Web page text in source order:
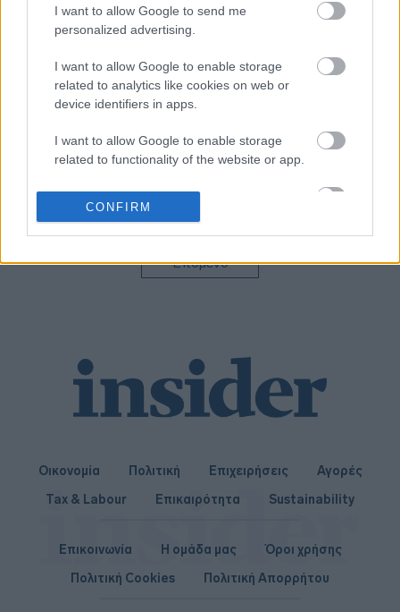
I want to allow Google to send me
personalized advertising.
I want to allow Google to enable storage
related to analytics like cookies on web or
device identifiers in apps.
I want to allow Google to enable storage
related to functionality of the website or app.
I want to allow Google to enable storage
related to personalization.
related to security, including authentication
CONFIRM
Κοινωνικό πακέτο:
φειδωλή στην παροχή
χρηματοδότησης η
Κομισιόν
«Κοινωνικό πακέτο»
Κομισιόν: Παρεμβάσεις
για στέγαση, αναπηρία
και καταπολέμηση της
Επόμενο
Οικονομία Πολιτική Επιχειρήσεις
Αγορές
Tax & Labour
Επικαιρότητα Sustainability
Επικοινωνία Η ομάδα μας
Όροι χρήσης
Πολιτική Cookies
Πολιτική Απορρήτου